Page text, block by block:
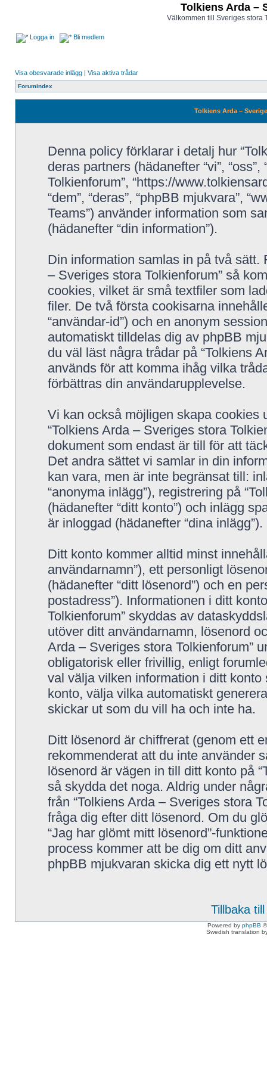
Tolkiens Arda –
Välkommen till Sveriges stora
Logga in Bli medlem
Visa obesvarade inlägg | Visa aktiva trådar
Forumindex
Tolkiens Arda –
Denna policy förklarar i detalj hur
deras partners (hädanefter “vi”,
Tolkienforum”, “https://
“dem”, “deras”, “phpBB mjukvara”,
Teams”) använder information som
(hädanefter “din information”).
Din information samlas in på två sätt.
– Sveriges stora Tolkienforum” så
cookies, vilket är små textfiler som
filer. De två första cookisarna
“användar-id”) och en anonym
automatiskt tilldelas dig av phpBB
du väl läst några trådar på “Tolkiens
används för att komma ihåg vilka
förbättras din användarupplevelse.
Vi kan också möjligen skapa cookies
“Tolkiens Arda – Sveriges stora
dokument som endast är till för att
Det andra sättet vi samlar in din
kan vara, men är inte begränsat till:
“anonyma inlägg”), registrering på
(hädanefter “ditt konto”) och inlägg
är inloggad (hädanefter “dina inlägg”).
Ditt konto kommer alltid minst
användarnamn”), ett personligt
(hädanefter “ditt lösenord”) och en
postadress”). Informationen i ditt
Tolkienforum” skyddas av
utöver ditt användarnamn, lösenord
Arda – Sveriges stora Tolkienforum”
obligatorisk eller frivillig, enligt
val välja vilken information i ditt
konto, välja vilka automatiskt
skickar ut som du vill ha och inte ha.
Ditt lösenord är chiffrerat (genom ett
rekommenderat att du inte använder
lösenord är vägen in till ditt konto på
så skydda det noga. Aldrig under
från “Tolkiens Arda – Sveriges stora
fråga dig efter ditt lösenord. Om du
“Jag har glömt mitt lösenord”-
process kommer att be dig om ditt
phpBB mjukvaran skicka dig ett nytt
Tillbaka
Powered by phpBB
Swedish translation